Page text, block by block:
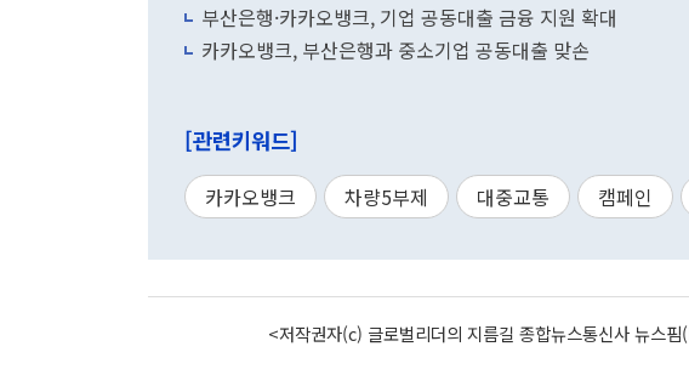
부산은행·카카오뱅크, 기업 공동대출 금융 지원 확대
카카오뱅크, 부산은행과 중소기업 공동대출 맞손
[관련키워드]
카카오뱅크 차량5부제 대중교통 캠페인
<저작권자(c) 글로벌리더의 지름길 종합뉴스통신사 뉴스